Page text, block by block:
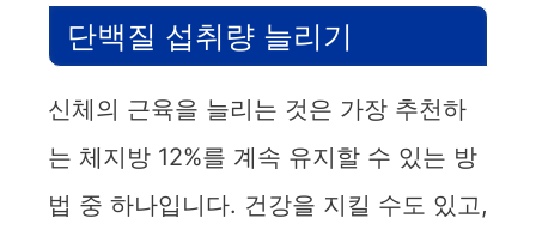
단백질 섭취량 늘리기
신체의 근육을 늘리는 것은 가장 추천하
는 체지방 12%를 계속 유지할 수 있는 방
법 중 하나입니다. 건강을 지킬 수도 있고,